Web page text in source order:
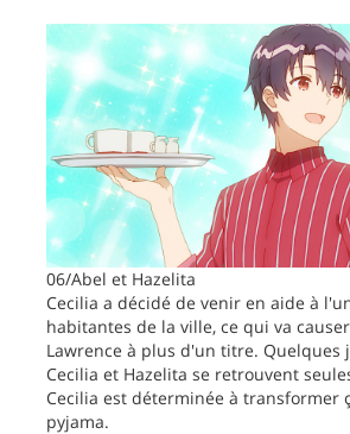
06/Abel et Hazelita
Cecilia a décidé de venir en aide à
habitantes de la ville, ce qui va
Lawrence à plus d'un titre. Quelques
Cecilia et Hazelita se retrouvent
Cecilia est déterminée à transformer
pyjama.